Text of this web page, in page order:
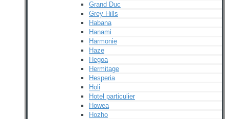
Grand Duc
Grey Hills
Habana
Hanami
Harmonie
Haze
Hegoa
Hermitage
Hesperia
Holi
Hotel particulier
Howea
Hozho